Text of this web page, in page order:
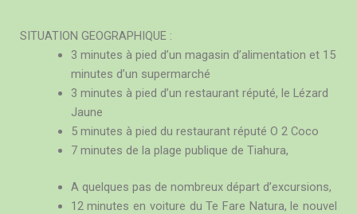
SITUATION GEOGRAPHIQUE :
3 minutes à pied d’un magasin d’alimentation et 15
minutes d’un supermarché
3 minutes à pied d’un restaurant réputé, le Lézard
Jaune
5 minutes à pied du restaurant réputé O 2 Coco
7 minutes de la plage publique de Tiahura,
A quelques pas de nombreux départ d’excursions,
12 minutes en voiture du Te Fare Natura, le nouvel